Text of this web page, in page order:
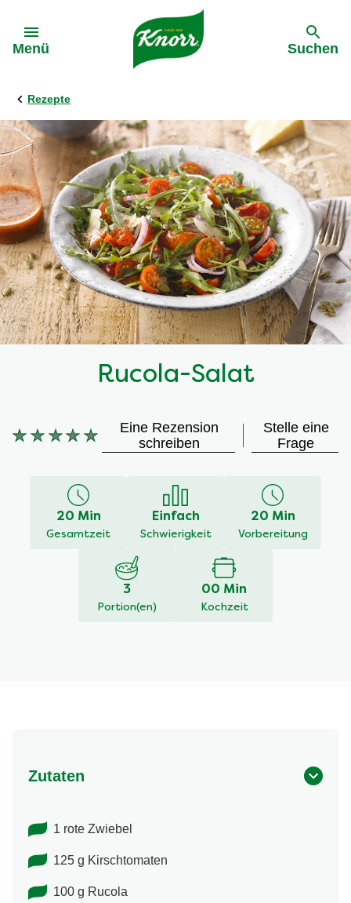
Menü Suchen
Rezepte
Rucola-Salat
Keine
abgegeben
Eine Rezension
schreiben
Stelle eine
Frage
20 Min
Gesamtzeit
Einfach
Schwierigkeit
20 Min
Vorbereitung
3
Portion(en)
00 Min
Kochzeit
Zutaten
1 rote Zwiebel
125 g Kirschtomaten
100 g Rucola